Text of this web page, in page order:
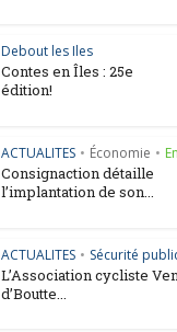
Debout les Iles
Contes en Îles : 25e
édition!
ACTUALITES • Économie •
Consignaction détaille
l’implantation de son...
ACTUALITES • Sécurité
L’Association cycliste
d’Boutte...